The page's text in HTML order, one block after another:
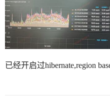
已经开启过hibernate,region